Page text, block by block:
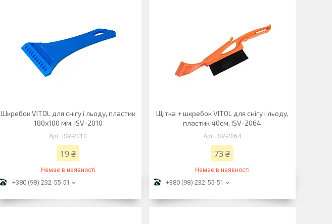
Шкребок VITOL для снігу і льоду, пластик
180х100 мм, ISV-2010
ISV-2010
19 ₴
Немає в наявності
+380 (98) 232-55-51
Щітка + шкребок VITOL для снігу і льоду,
пластик 40см, ISV-2064
ISV-2064
73 ₴
Немає в наявності
+380 (98) 232-55-51